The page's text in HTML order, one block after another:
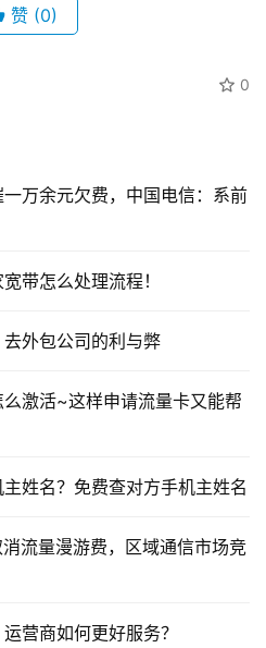
赞 (0)
0
万余元欠费，中国电信：系前
带怎么处理流程！
外包公司的利与弊
激活~这样申请流量卡又能帮
姓名？免费查对方手机主姓名
流量漫游费，区域通信市场竞
营商如何更好服务？